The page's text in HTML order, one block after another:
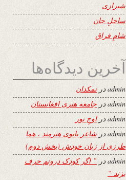
شیرازی
ساحلِ جان
شامِ فراق
آخرین دیدگاه‌ها
adminدرنمکدان
adminدر جامعه هنری افغانستان
adminدراوجِ نور
adminدر شاعر بانوی هنرمند ، هما
طرزی از زبان خودش (بخش دوم)
adminدر ” اگر کودک درونم حرف
بزند “